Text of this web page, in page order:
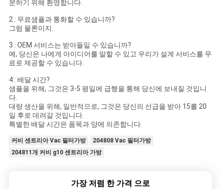
문하기 위해 환영합니다.
2 : 무료샘플과 통화할 수 있습니까?
그럼 물론이지.
3 : OEM 서비스는 받아들일 수 있습니까?
예, 당신은 나에게 아이디어를 말할 수 있고 우리가 설계 서비스를 무
료로 제공할 수 있습니다.
4 : 배달 시간?
샘플을 위해, 그것은 3-5 평일에 급행을 통해 당신에 보내질 것입니
다.
대량 생산을 위해, 일반적으로, 그것은 당신의 선급을 받아 15를 20
일 후로 데려갈 것입니다.
특별한 배달 시간은 품목과 양에 의존합니다.
커비 센트리아 Vac 필터가방
204808 Vac 필터가방
204811개 커비 g10 센트리아 가방
가장 저렴 한 가격 으로